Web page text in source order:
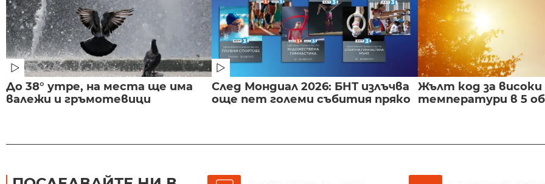
До 38° утре, на места ще има
валежи и гръмотевици
След Мондиал 2026: БНТ излъчва
още пет големи събития пряко
Жълт код за високи
температури в 5